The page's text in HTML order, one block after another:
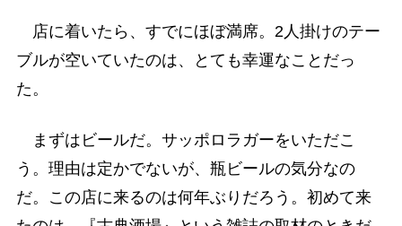
店に着いたら、すでにほぼ満席。2人掛けのテー
ブルが空いていたのは、とても幸運なことだっ
た。
まずはビールだ。サッポロラガーをいただこ
う。理由は定かでないが、瓶ビールの気分なの
だ。この店に来るのは何年ぶりだろう。初めて来